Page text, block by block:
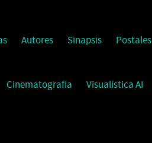
Autores Sinapsis Postales
Cinematografía Visualística AI